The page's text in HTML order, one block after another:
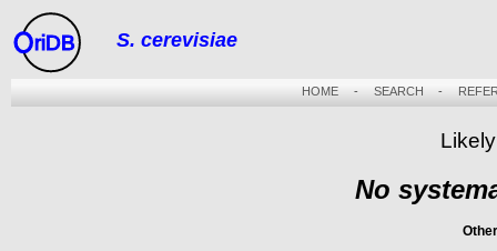
riDB S. cerevisiae
HOME- SEARCH -
No